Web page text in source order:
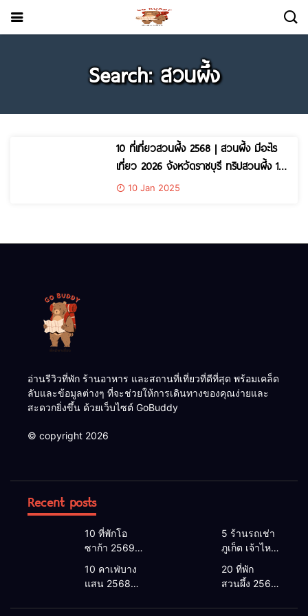
Search: สวนผึ้ง
10 ที่เที่ยวสวนผึ้ง 2568 | สวนผึ้ง มีอะไร
เที่ยว 2026 จังหวัดราชบุรี ทริปสวนผึ้ง 1
วัน สนุกได้ทั้งครอบครัว
10 Jan 2025
อ่านรีวิวที่พัก ร้านอาหาร และสถานที่เที่ยวที่ดีที่สุด พร้อมเคล็ด
ลับและข้อมูลต่างๆ ที่จะช่วยให้การเดินทางของคุณง่ายและ
สะดวกยิ่งขึ้น ด้วยเว็บไซต์ GoBuddy
© copyright 2026
Recent posts
10 ที่พักโอ
ซาก้า 2569 |
ที่ไหนดี 2026
โรงแรมโอ
ซาก้า ใกล้
5 ร้านรถเช่า
ภูเก็ต เจ้าไหน
ดี 2026 |
แนะนำ เช่า
รถภูเก็ต 2568
รับรถสนาม
10 คาเฟ่บาง
แสน 2568
2026 เปิดใหม่
20 ที่พัก
สวนผึ้ง 2568
ดลําธาร